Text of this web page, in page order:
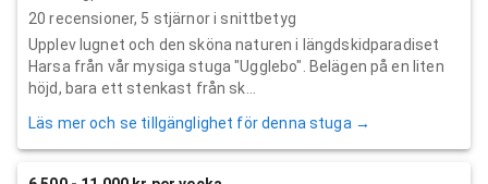
20 recensioner, 5 stjärnor i snittbetyg
Upplev lugnet och den sköna naturen i längdskidparadiset
Harsa från vår mysiga stuga "Ugglebo". Belägen på en liten
höjd, bara ett stenkast från sk...
Läs mer och se tillgänglighet för denna stuga →